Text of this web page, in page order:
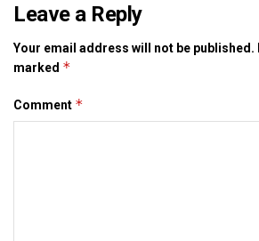
Leave a Reply
Your email address will not be published.
marked *
Comment *